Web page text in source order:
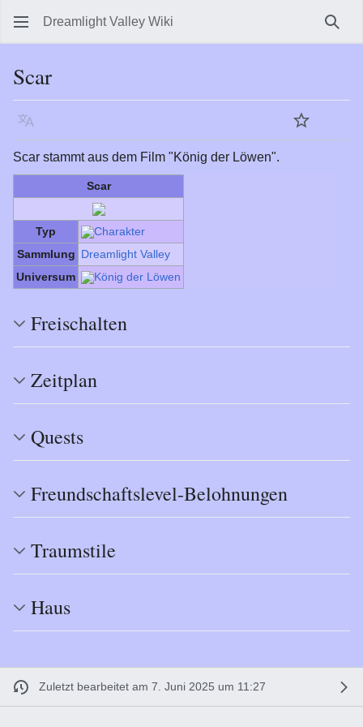
Dreamlight Valley Wiki
Scar
Sprache
Scar stammt aus dem Film "König der Löwen".
Scar
Typ
Charakter
Sammlung Dreamlight Valley
Universum
König der Löwen
Freischalten
Zeitplan
Quests
Freundschaftslevel-Belohnungen
Traumstile
Haus
Zuletzt bearbeitet am 7. Juni 2025 um 11:27